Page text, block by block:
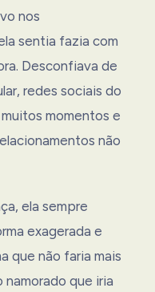
nos
sentia fazia com
Desconfiava de
redes sociais do
momentos e
não
ela sempre
exagerada e
que não faria mais
namorado que iria